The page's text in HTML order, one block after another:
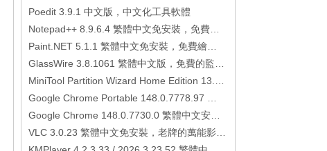
Poedit 3.9.1 中文版，中文化工具軟體